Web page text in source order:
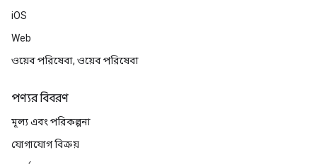
iOS
Web
ওয়েব পরিষেবা, ওয়েব পরিষেবা
পণ্যর বিবরণ
মূল্য এবং পরিকল্পনা
যোগাযোগ বিক্রয়